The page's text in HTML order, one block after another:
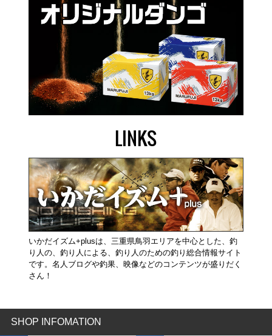
LINKS
いかだイズム+plusは、三重県鳥羽エリアを中心とした、釣
り人の、釣り人による、釣り人のための釣り総合情報サイト
です。名人ブログや釣果、映像などのコンテンツが盛りだく
さん！
SHOP INFOMATION